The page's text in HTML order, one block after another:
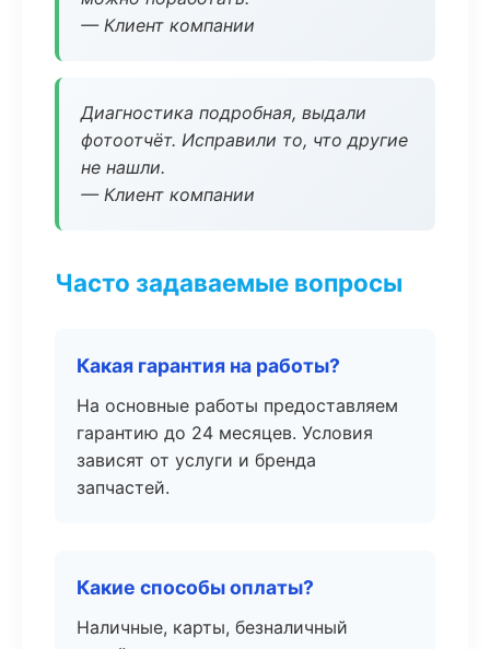
— Клиент компании
Диагностика подробная, выдали
фотоотчёт. Исправили то, что другие
не нашли.
— Клиент компании
Часто задаваемые вопросы
Какая гарантия на работы?
На основные работы предоставляем
гарантию до 24 месяцев. Условия
зависят от услуги и бренда
запчастей.
Какие способы оплаты?
Наличные, карты, безналичный